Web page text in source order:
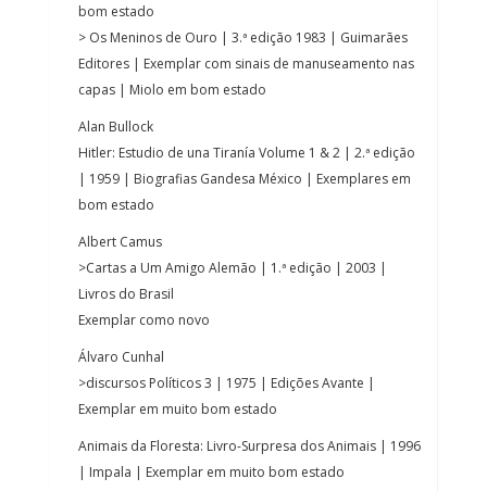
bom estado
> Os Meninos de Ouro | 3.ª edição 1983 | Guimarães
Editores | Exemplar com sinais de manuseamento nas
capas | Miolo em bom estado
Alan Bullock
Hitler: Estudio de una Tiranía Volume 1 & 2 | 2.ª edição
| 1959 | Biografias Gandesa México | Exemplares em
bom estado
Albert Camus
>Cartas a Um Amigo Alemão | 1.ª edição | 2003 |
Livros do Brasil
Exemplar como novo
Álvaro Cunhal
>discursos Políticos 3 | 1975 | Edições Avante |
Exemplar em muito bom estado
Animais da Floresta: Livro-Surpresa dos Animais | 1996
| Impala | Exemplar em muito bom estado